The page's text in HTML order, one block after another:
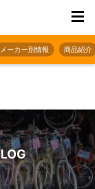
メーカー別情報 商品紹介